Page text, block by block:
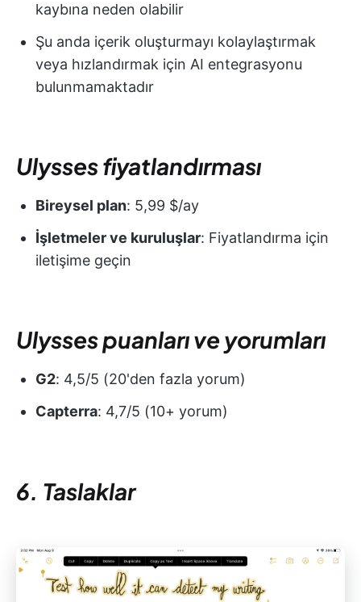
kaybına neden olabilir
Şu anda içerik oluşturmayı kolaylaştırmak
veya hızlandırmak için AI entegrasyonu
bulunmamaktadır
Ulysses fiyatlandırması
Bireysel plan: 5,99 $/ay
İşletmeler ve kuruluşlar: Fiyatlandırma için
iletişime geçin
Ulysses puanları ve yorumları
G2: 4,5/5 (20'den fazla yorum)
Capterra: 4,7/5 (10+ yorum)
6. Taslaklar